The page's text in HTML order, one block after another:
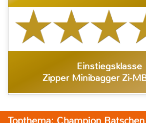
Einstiegsklasse
Zipper Minibagger Zi-